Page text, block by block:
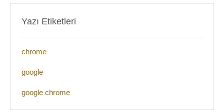
Yazı Etiketleri
chrome
google
google chrome